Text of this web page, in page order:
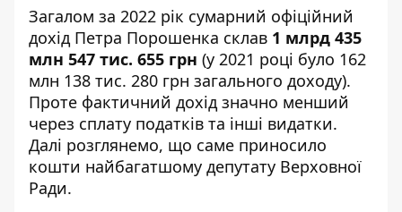
Загалом за 2022 рік сумарний офіційний
дохід Петра Порошенка склав 1 млрд 435
млн 547 тис. 655 грн (у 2021 році було 162
млн 138 тис. 280 грн загального доходу).
Проте фактичний дохід значно менший
через сплату податків та інші видатки.
Далі розглянемо, що саме приносило
кошти найбагатшому депутату Верховної
Ради.